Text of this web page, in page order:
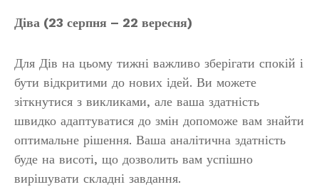
Діва (23 серпня – 22 вересня)
Для Дів на цьому тижні важливо зберігати спокій і
бути відкритими до нових ідей. Ви можете
зіткнутися з викликами, але ваша здатність
швидко адаптуватися до змін допоможе вам знайти
оптимальне рішення. Ваша аналітична здатність
буде на висоті, що дозволить вам успішно
вирішувати складні завдання.